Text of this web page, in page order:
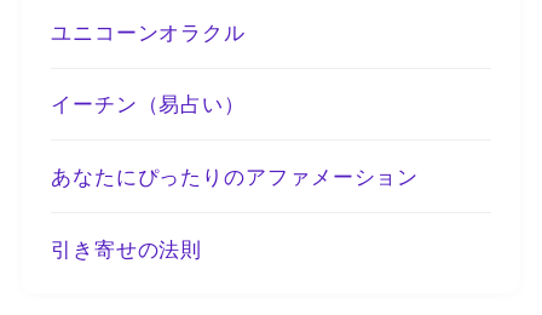
ユニコーンオラクル
イーチン（易占い）
あなたにぴったりのアファメーション
引き寄せの法則